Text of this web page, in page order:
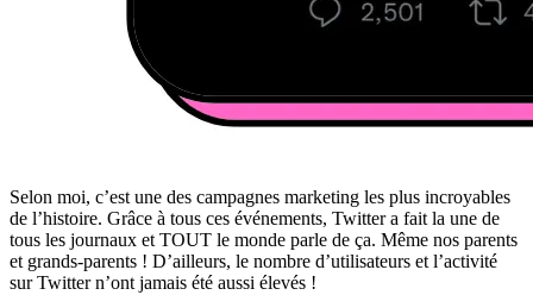
Selon moi, c’est une des campagnes marketing les plus incroyables
de l’histoire. Grâce à tous ces événements, Twitter a fait la une de
tous les journaux et TOUT le monde parle de ça. Même nos parents
et grands-parents ! D’ailleurs, le nombre d’utilisateurs et l’activité
sur Twitter n’ont jamais été aussi élevés !